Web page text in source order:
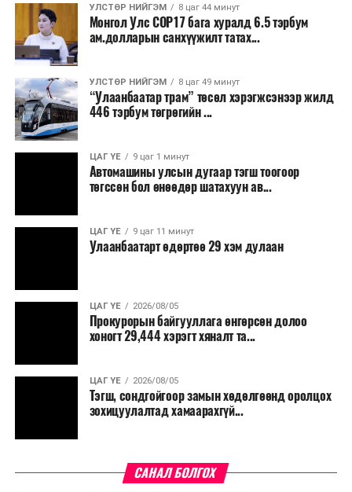
тооцоход нэг автомашин өдөрт дунджаар 2.5 цаг
түгжрэлд саатахдаа 3.45 литр шатахууныг үр ашиггүй
зарцуулдаг байна. Ингэснээр нэг жолооч өдөрт
8,238.6 төгрөг, жилд 1.7 сая гаруй төгрөгийн
шатахууны зардлыг зөвхөн түгжрэлд алддаг аж.
“Улаанбаатар трам” төсөл хэрэгжиж, авто замын
ачаалал буурснаар трассын дагуух автомашинуудын
шатахууны хэмнэлт жилд 446 тэрбум төгрөгт хүрэх
боломжтой гэсэн тооцоог техник, эдийн засгийн
үндэслэлд тусгажээ.
Төсөл хэрэгжсэнээр иргэдийн зорчих хугацаа
богиносож, түгжрэлээс үүдэлтэй эдийн засгийн
тогтолцоо бүрдэх ач холбогдолтой юм.
УЛСТӨР НИЙГЭМ 8 цаг 44 минут
Монгол Улс COP17 бага хуралд 6.5 тэрбум
ам.долларын санхүүжилт татах...
УЛСТӨР НИЙГЭМ 8 цаг 49 минут
“Улаанбаатар трам” төсөл хэрэгжсэнээр жилд
446 тэрбум төгрөгийн ...
ЦАГ ҮЕ 9 цаг 1 минут
Автомашины улсын дугаар тэгш тоогоор
төгссөн бол өнөөдөр шатахуун ав...
ЦАГ ҮЕ 9 цаг 11 минут
Улаанбаатарт өдөртөө 29 хэм дулаан
ЦАГ ҮЕ 2026/08/05
Прокурорын байгууллага өнгөрсөн долоо
хоногт 29,444 хэрэгт хяналт та...
ЦАГ ҮЕ 2026/08/05
Тэгш, сондгойгоор замын хөдөлгөөнд оролцох
зохицуулалтад хамаарахгүй...
САНАЛ БОЛГОХ